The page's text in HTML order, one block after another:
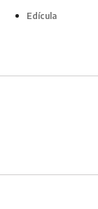
Edícula